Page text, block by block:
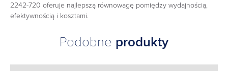
2242-720 oferuje najlepszą równowagę pomiędzy wydajnością,
efektywnością i kosztami.
Podobne produkty